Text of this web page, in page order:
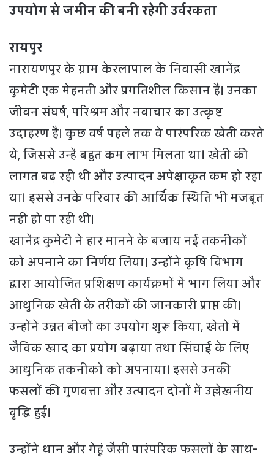
उपयोग से जमीन की बनी रहेगी उर्वरकता
रायपुर
नारायणपुर के ग्राम केरलापाल के निवासी खानेंद्र
कुमेटी एक मेहनती और प्रगतिशील किसान हैं। उनका
जीवन संघर्ष, परिश्रम और नवाचार का उत्कृष्ट
उदाहरण है। कुछ वर्ष पहले तक वे पारंपरिक खेती करते
थे, जिससे उन्हें बहुत कम लाभ मिलता था। खेती की
लागत बढ़ रही थी और उत्पादन अपेक्षाकृत कम हो रहा
था। इससे उनके परिवार की आर्थिक स्थिति भी मजबूत
नहीं हो पा रही थी।
खानेंद्र कुमेटी ने हार मानने के बजाय नई तकनीकों
को अपनाने का निर्णय लिया। उन्होंने कृषि विभाग
द्वारा आयोजित प्रशिक्षण कार्यक्रमों में भाग लिया और
आधुनिक खेती के तरीकों की जानकारी प्राप्त की।
उन्होंने उन्नत बीजों का उपयोग शुरू किया, खेतों में
जैविक खाद का प्रयोग बढ़ाया तथा सिंचाई के लिए
आधुनिक तकनीकों को अपनाया। इससे उनकी
फसलों की गुणवत्ता और उत्पादन दोनों में उल्लेखनीय
वृद्धि हुई।
उन्होंने धान और गेहूं जैसी पारंपरिक फसलों के साथ-